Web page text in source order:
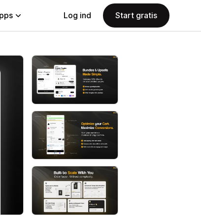
Log ind Start gratis